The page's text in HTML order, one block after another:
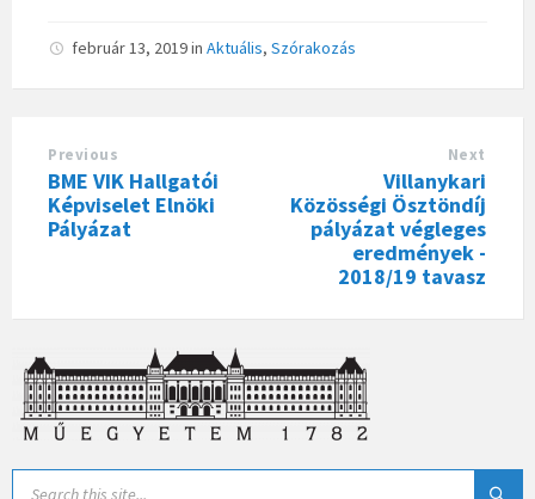
február 13, 2019in Aktuális, Szórakozás
Previous
BME VIK Hallgatói
Képviselet Elnöki
Pályázat
Next
Villanykari
Közösségi Ösztöndíj
pályázat végleges
eredmények -
2018/19 tavasz